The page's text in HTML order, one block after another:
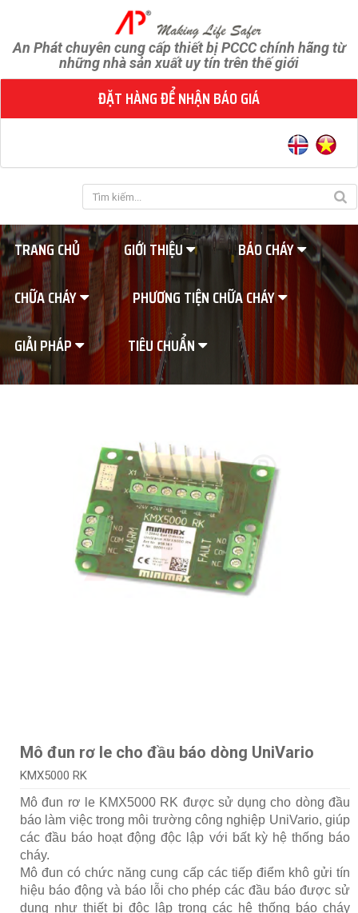
An Phát chuyên cung cấp thiết bị PCCC chính hãng từ
những nhà sản xuất uy tín trên thế giới
ĐẶT HÀNG ĐỂ NHẬN BÁO GIÁ
TRANG CHỦ GIỚI THIỆU
BÁO CHÁY
CHỮA CHÁY
PHƯƠNG TIỆN CHỮA CHÁY
GIẢI PHÁP
TIÊU CHUẨN
Mô đun rơ le cho đầu báo dòng UniVario
KMX5000 RK
Mô đun rơ le KMX5000 RK được sử dụng cho dòng đầu
báo làm việc trong môi trường công nghiệp UniVario, giúp
các đầu báo hoạt động độc lập với bất kỳ hệ thống báo
cháy.
Mô đun có chức năng cung cấp các tiếp điểm khô gửi tín
hiệu báo động và báo lỗi cho phép các đầu báo được sử
dụng như thiết bị độc lập trong các hệ thống báo cháy